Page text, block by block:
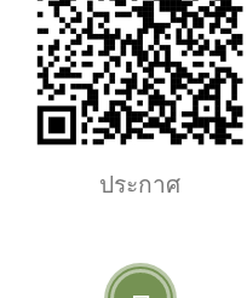
ประกาศ